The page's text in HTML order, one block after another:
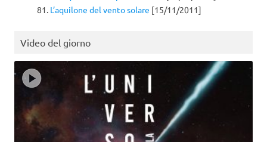
L’aquilone del vento solare [15/11/2011]
Video del giorno